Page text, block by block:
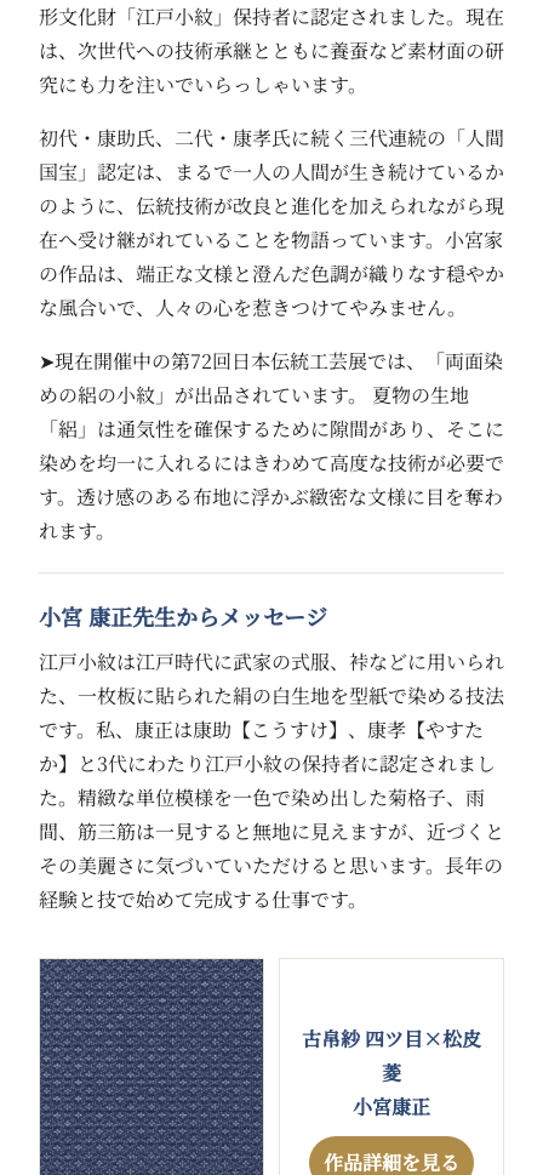
形文化財「江戸小紋」保持者に認定されました。現在
は、次世代への技術承継とともに養蚕など素材面の研
究にも力を注いでいらっしゃいます。
初代・康助氏、二代・康孝氏に続く三代連続の「人間
国宝」認定は、まるで一人の人間が生き続けているか
のように、伝統技術が改良と進化を加えられながら現
在へ受け継がれていることを物語っています。小宮家
の作品は、端正な文様と澄んだ色調が織りなす穏やか
な風合いで、人々の心を惹きつけてやみません。
➤現在開催中の第72回日本伝統工芸展では、「両面染
めの絽の小紋」が出品されています。 夏物の生地
「絽」は通気性を確保するために隙間があり、そこに
染めを均一に入れるにはきわめて高度な技術が必要で
す。透け感のある布地に浮かぶ緻密な文様に目を奪わ
れます。
小宮 康正先生からメッセージ
江戸小紋は江戸時代に武家の式服、裃などに用いられ
た、一枚板に貼られた絹の白生地を型紙で染める技法
です。私、康正は康助【こうすけ】、康孝【やすた
か】と3代にわたり江戸小紋の保持者に認定されまし
た。精緻な単位模様を一色で染め出した菊格子、雨
間、筋三筋は一見すると無地に見えますが、近づくと
その美麗さに気づいていただけると思います。長年の
経験と技で始めて完成する仕事です。
古帛紗 四ツ目×松皮
菱
小宮康正
作品詳細を見る